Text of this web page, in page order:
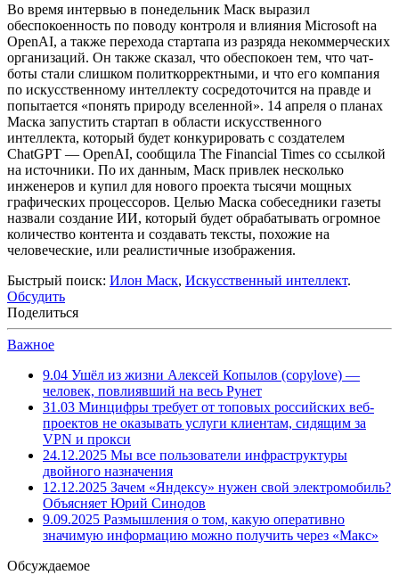
Во время интервью в понедельник Маск выразил
обеспокоенность по поводу контроля и влияния Microsoft на
OpenAI, а также перехода стартапа из разряда некоммерческих
организаций. Он также сказал, что обеспокоен тем, что чат-
боты стали слишком политкорректными, и что его компания
по искусственному интеллекту сосредоточится на правде и
попытается «понять природу вселенной». 14 апреля о планах
Маска запустить стартап в области искусственного
интеллекта, который будет конкурировать с создателем
ChatGPT — OpenAI, сообщила The Financial Times со ссылкой
на источники. По их данным, Маск привлек несколько
инженеров и купил для нового проекта тысячи мощных
графических процессоров. Целью Маска собеседники газеты
назвали создание ИИ, который будет обрабатывать огромное
количество контента и создавать тексты, похожие на
человеческие, или реалистичные изображения.
Быстрый поиск: Илон Маск, Искусственный интеллект.
Обсудить
Поделиться
Важное
9.04 Ушёл из жизни Алексей Копылов (copylove) —
человек, повлиявший на весь Рунет
31.03 Минцифры требует от топовых российских веб-
проектов не оказывать услуги клиентам, сидящим за
VPN и прокси
24.12.2025 Мы все пользователи инфраструктуры
двойного назначения
12.12.2025 Зачем «Яндексу» нужен свой электромобиль?
Объясняет Юрий Синодов
9.09.2025 Размышления о том, какую оперативно
значимую информацию можно получить через «Макс»
Обсуждаемое